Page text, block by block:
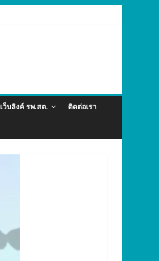
เว็บลิงค์ รพ.สต. ติดต่อเรา